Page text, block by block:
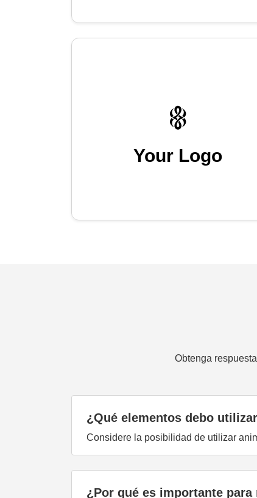
Your Logo
Obtenga
¿Qué elementos debo
Considere la posibilidad de utilizar
¿Por qué es importante